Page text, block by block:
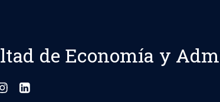
de Economía y